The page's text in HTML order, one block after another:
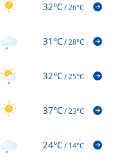
32°C/26°C
31°C/28°C
32°C/25°C
37°C/23°C
24°C/14°C